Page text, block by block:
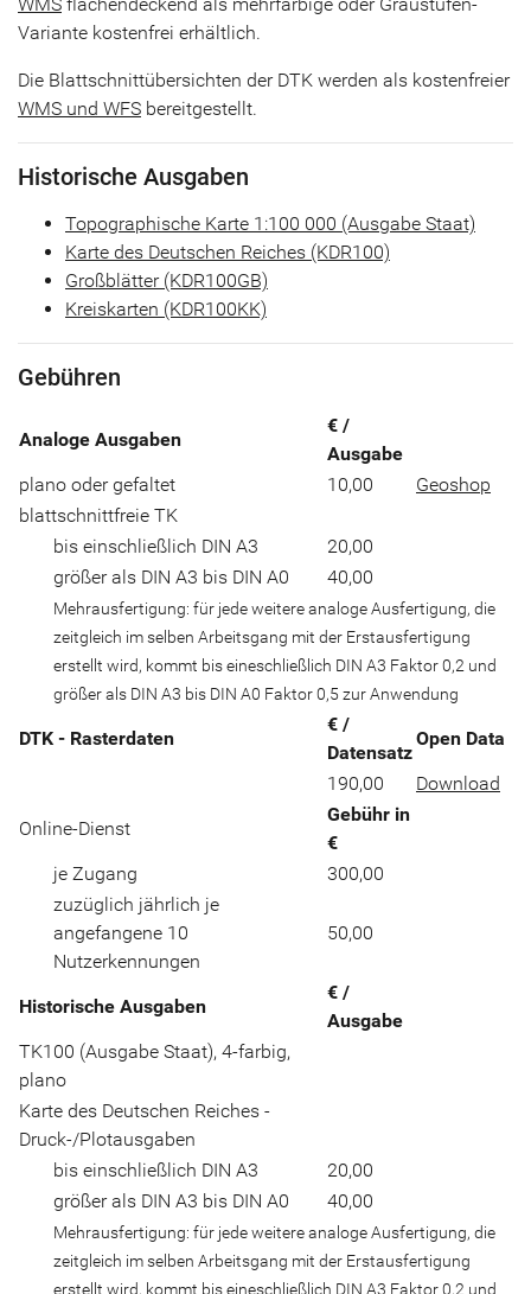
Variante kostenfrei erhältlich.
Die Blattschnittübersichten der DTK werden als kostenfreier
WMS und WFS bereitgestellt.
Historische Ausgaben
Topographische Karte 1:100 000 (Ausgabe Staat)
Karte des Deutschen Reiches (KDR100)
Großblätter (KDR100GB)
Kreiskarten (KDR100KK)
Gebühren
Analoge Ausgaben
€ /
Ausgabe
plano oder gefaltet
10,00
Geoshop
blattschnittfreie TK
bis einschließlich DIN A3
20,00
größer als DIN A3 bis DIN A0
40,00
Mehrausfertigung: für jede weitere analoge Ausfertigung, die
zeitgleich im selben Arbeitsgang mit der Erstausfertigung
erstellt wird, kommt bis eineschließlich DIN A3 Faktor 0,2 und
größer als DIN A3 bis DIN A0 Faktor 0,5 zur Anwendung
DTK - Rasterdaten
€ /
Datensatz
Open Data
190,00
Download
Online-Dienst
Gebühr in
€
je Zugang
300,00
zuzüglich jährlich je
angefangene 10
Nutzerkennungen
50,00
Historische Ausgaben
€ /
Ausgabe
TK100 (Ausgabe Staat), 4-farbig,
plano
Karte des Deutschen Reiches -
Druck-/Plotausgaben
bis einschließlich DIN A3
20,00
größer als DIN A3 bis DIN A0
40,00
Mehrausfertigung: für jede weitere analoge Ausfertigung, die
zeitgleich im selben Arbeitsgang mit der Erstausfertigung
erstellt wird, kommt bis eineschließlich DIN A3 Faktor 0,2 und